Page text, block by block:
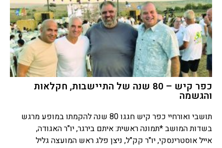
כפר קיש – 80 שנה של התיישבות, חקלאות
והגשמה
תושבי ואורחיי כפר קיש חגגו 80 שנה להקמתו במופע מרגש
בשדות המושב *תמונה ראשית: איתם בירגר, יו"ר האגודה,
אייל אוסטרינסקי, יו"ר קק"ל, ניצן פלג ראש המועצה גליל